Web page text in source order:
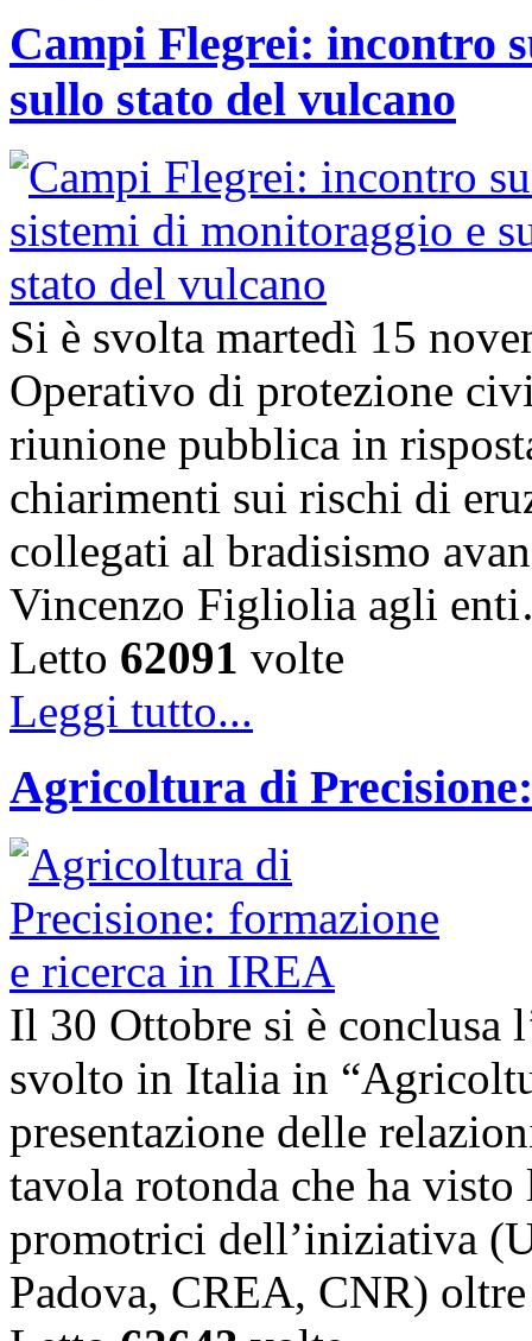
Campi Flegrei: incontro
sullo stato del vulcano
Si è svolta martedì 15
Operativo di protezione
riunione pubblica in
chiarimenti sui rischi di
collegati al bradisismo
Vincenzo Figliolia agli
Letto 62091 volte
Leggi tutto...
Agricoltura di
Il 30 Ottobre si è conclusa
svolto in Italia in
presentazione delle
tavola rotonda che ha
promotrici dell’iniziativa
Padova, CREA, CNR)